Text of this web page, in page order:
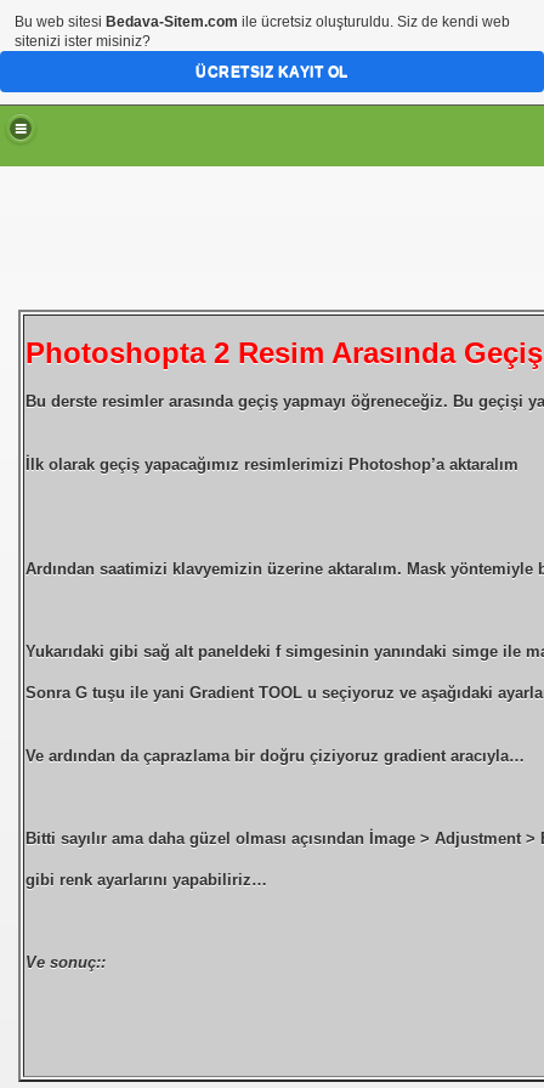
Photoshopta 2 Resim Arasında
Bu derste resimler arasında geçiş yapmayı öğreneceğiz. Bu geçişi
İlk olarak geçiş yapacağımız resimlerimizi Photoshop’a aktaralım
Ardından saatimizi klavyemizin üzerine aktaralım. Mask yöntemiyle
Yukarıdaki gibi sağ alt paneldeki f simgesinin yanındaki simge ile
Sonra G tuşu ile yani Gradient TOOL u seçiyoruz ve aşağıdaki
Ve ardından da çaprazlama bir doğru çiziyoruz gradient aracıyla…
Bitti sayılır ama daha güzel olması açısından İmage > Adjustment
gibi renk ayarlarını yapabiliriz…
Ve sonuç::
Bu web sitesi Bedava-Sitem.com ile ücretsiz oluşturuldu. Siz de kendi web
sitenizi ister misiniz?
ÜCRETSIZ KAYIT OL